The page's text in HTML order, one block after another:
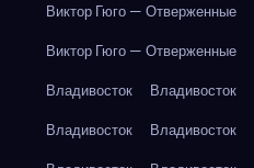
Виктор Гюго — Отверженные
Виктор Гюго — Отверженные
Владивосток
Владивосток
Владивосток
Владивосток